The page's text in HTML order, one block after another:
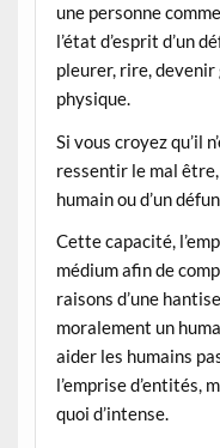
une personne
l’état d’esprit d’un
pleurer, rire, devenir
physique.
Si vous croyez qu’il
ressentir le mal être,
humain ou d’un
Cette capacité,
médium afin de
raisons d’une
moralement un
aider les humains
l’emprise d’entités,
quoi d’intense.